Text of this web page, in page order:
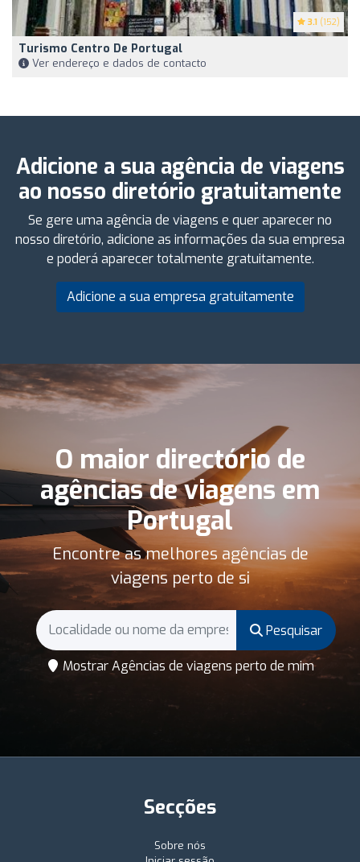
3.1 (152)
Turismo Centro De Portugal
Ver endereço e dados de contacto
Adicione a sua agência de viagens
ao nosso diretório gratuitamente
Se gere uma agência de viagens e quer aparecer no
nosso diretório, adicione as informações da sua empresa
e poderá aparecer totalmente gratuitamente.
Adicione a sua empresa gratuitamente
O maior directório de
agências de viagens em
Portugal
Encontre as melhores agências de
viagens perto de si
Pesquisar
Mostrar Agências de viagens perto de mim
Secções
Sobre nós